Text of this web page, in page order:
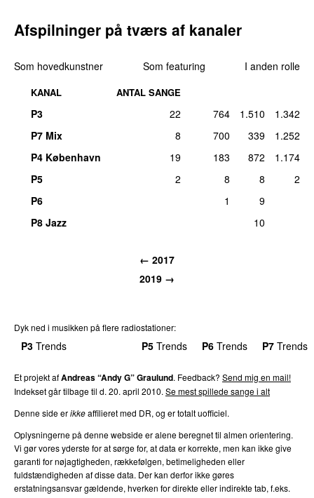
Afspilninger på tværs af kanaler
Som hovedkunstner Som featuring I anden rolle
KANAL ANTAL SANGE
P3 22 764 1.510
1.342
P7 Mix
8 700 339
1.252
P4 København
19 183 872
1.174
P5
2 8 8
2
P6
1
9
P8 Jazz
10
← 2017
2019 →
Dyk ned i musikken på flere radiostationer:
P3 Trends P5 Trends P6 Trends P7 Trends
Et projekt afAndreas “Andy G” Graulund. Feedback? Send mig en mail!
Indekset går tilbage til d. 20. april 2010. Se mest spillede sange i alt
Denne side erikkeaffilieret med DR, og er totalt uofficiel.
Oplysningerne på denne webside er alene beregnet til almen orientering.
Vi gør vores yderste for at sørge for, at data er korrekte, men kan ikke give
garanti for nøjagtigheden, rækkefølgen, betimeligheden eller
fuldstændigheden af disse data. Der kan derfor ikke gøres
erstatningsansvar gældende, hverken for direkte eller indirekte tab, f.eks.